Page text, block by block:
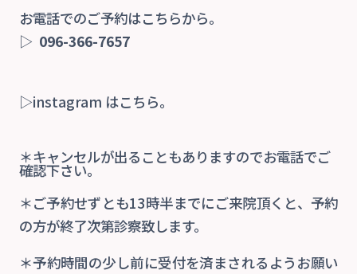
お電話でのご予約はこちらから。
▷ 096-366-7657
▷instagram はこちら。
＊キャンセルが出ることもありますのでお電話でご
確認下さい。
＊ご予約せずとも13時半までにご来院頂くと、予約
の方が終了次第診察致します。
＊予約時間の少し前に受付を済まされるようお願い